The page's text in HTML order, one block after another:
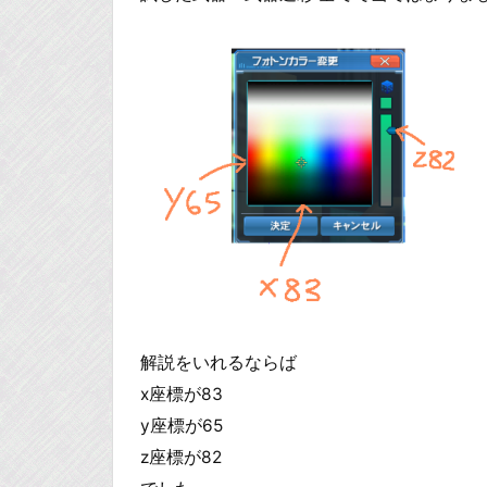
解説をいれるならば
x座標が83
y座標が65
z座標が82